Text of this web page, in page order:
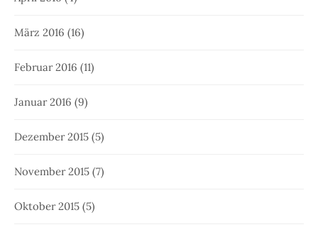
März 2016 (16)
Februar 2016 (11)
Januar 2016 (9)
Dezember 2015 (5)
November 2015 (7)
Oktober 2015 (5)